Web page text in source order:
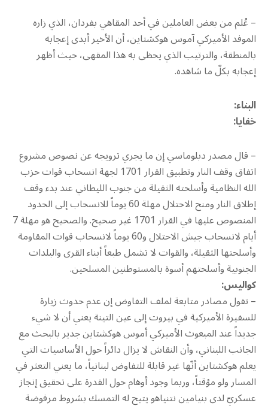
– عُلم من بعض العاملين في أحد المقاهي بفردان، الذي زاره
الموفد الأميركي آموس هوكشتاين، أن الأخير أبدى إعجابه
بالمنطقة، والترتيب الذي يحظى به هذا المقهى، حيث أظهر
إعجابه بكلّ ما شاهده.
البناء:
خفايا:
– قال مصدر دبلوماسي إن ما يجري ترويجه عن نصوص مشروع
اتفاق وقف النار وتطبيق القرار 1701 لجهة انسحاب قوات حزب
الله النظامية وأسلحته الثقيلة من جنوب الليطاني عند بدء وقف
إطلاق النار ومنح الاحتلال مهلة 60 يوماً للانسحاب إلى الحدود
المنصوص عليها في القرار 1701 غير صحيح. والصحيح هو مهلة 7
أيام لانسحاب جيش الاحتلال و60 يوماً لانسحاب قوات المقاومة
وأسلحتها الثقيلة، والقوات لا تشمل طبعاً أبناء القرى والبلدات
الجنوبية وأسلحتهم أسوة بالمستوطنين المسلحين.
كواليس:
– تقول مصادر متابعة لملف التفاوض إن عدم حدوث زيارة
للسفيرة الأميركية في بيروت إلى عين التينة يعني أن لا شيء
جديداً عند المبعوث الأميركي أموس هوكشتاين جدير بالبحث مع
الجانب اللبناني، وأن النقاش لا يزال دائراً حول الأساسيات التي
يعلم هوكشتاين أنّها غير قابلة للتفاوض لبنانياً، ما يعني التعثر في
المسار ولو مؤقتاً، وربما وجود أوهام حول القدرة على تحقيق إنجاز
عسكريّ لدى بنيامين نتنياهو يتيح له التمسك بشروط مرفوضة